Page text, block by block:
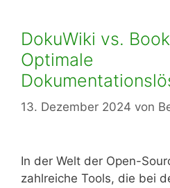
DokuWiki vs.
Optimale
13. Dezember 2024 von
In der Welt der Open-
zahlreiche Tools, die bei